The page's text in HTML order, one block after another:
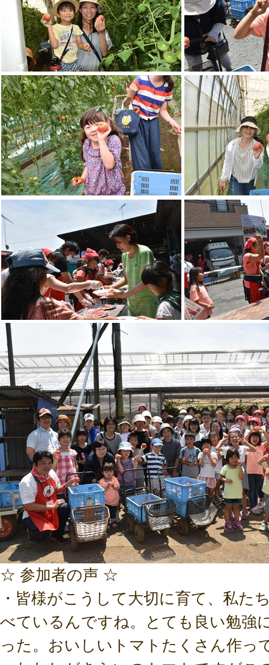
☆ 参加者の声 ☆
・皆様がこうして大切に育て、私た
べているんですね。とても良い勉強
った。おいしいトマトたくさん作っ